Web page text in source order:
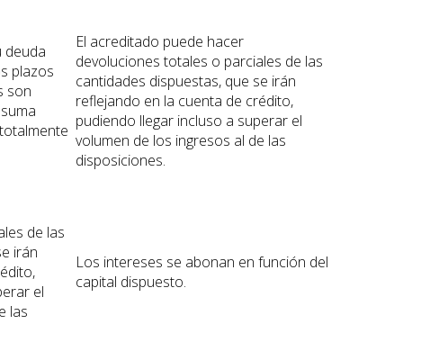
deuda
plazos
son
El acreditado puede hacer
devoluciones totales o parciales de las
cantidades dispuestas, que se irán
reflejando en la cuenta de crédito,
pudiendo llegar incluso a superar el
volumen de los ingresos al de las
disposiciones.
de las
irán
el
las
Los intereses se abonan en función del
capital dispuesto.